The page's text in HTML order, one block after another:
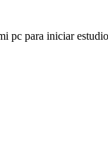
pc para iniciar